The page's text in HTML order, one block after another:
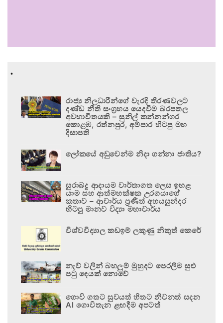
.
රාජ්‍ය නිලධාරීන්ගේ වැරදි තීරණවලට
දණ්ඩ නීති සංග්‍රහය යෙදවීම බරපතල
අවභාවිතයකි – සුනිල් කන්නන්ගර
කොළඹ, රත්නපුර, අම්පාර හිටපු මහ
දිසාපති
ලෝකයේ අඩුවෙන්ම නිදා ගන්නා ජාතිය?
සුරාබදු ආදායම වාර්තාගත ලෙස ඉහළ
යාම සහ ආත්මභක්ෂක උරගයාගේ
කතාව – ආචාර්ය ප්‍රණීත් අභයසුන්දර
හිටපු මානව විද්‍යා මහාචාර්ය
විශ්වවිද්‍යාල කඩඉම් ලකුණු නිකුත් කෙරේ
නැව් වලින් බහලුම් මුහුදට පෙරලීම සුළු
පටු දෙයක් නොවේ
ගොවි ගතට සුවයත් හිතට නිවනත් සදන
AI ගොවිතැන ළඟදීම අපටත්